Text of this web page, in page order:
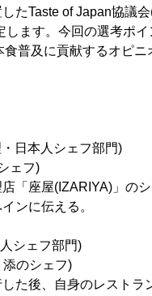
たTaste of Japan協議
ます。今回の選考ポ
普及に貢献するオピ
日本人シェフ部門)
ェフ)
「座屋(IZARIYA)」の
ンに伝える。
シェフ部門)
のシェフ)
た後、自身のレストラ